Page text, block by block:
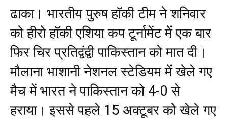
ढाका। भारतीय पुरुष हॉकी टीम ने शनिवार
को हीरो हॉकी एशिया कप टूर्नामेंट में एक बार
फिर चिर प्रतिद्वंद्वी पाकिस्तान को मात दी।
मौलाना भाशानी नेशनल स्टेडियम में खेले गए
मैच में भारत ने पाकिस्तान को 4-0 से
हराया। इससे पहले 15 अक्टूबर को खेले गए